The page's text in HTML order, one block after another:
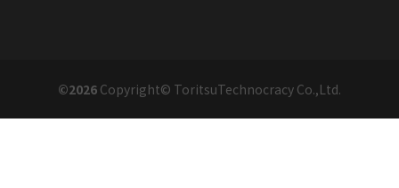
©2026 Copyright© ToritsuTechnocracy Co.,Ltd.